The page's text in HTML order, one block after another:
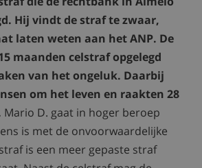
Hij vindt de straf te zwaar,
laten weten aan het ANP. De
maanden celstraf opgelegd
van het ongeluk. Daarbij
om het leven en raakten 28
Mario D. gaat in hoger beroep
is met de onvoorwaardelijke
is een meer gepaste straf